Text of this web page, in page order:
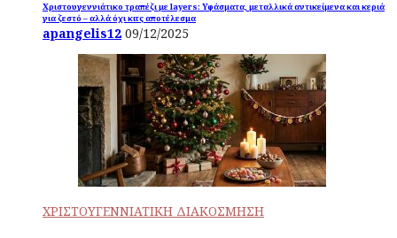
Χριστουγεννιάτικο τραπέζι με layers: Υφάσματα, μεταλλικά αντικείμενα και κεριά
για ζεστό – αλλά όχι κιτς αποτέλεσμα
apangelis12 09/12/2025
ΧΡΙΣΤΟΥΓΕΝΝΙΑΤΙΚΗ ΔΙΑΚΟΣΜΗΣΗ